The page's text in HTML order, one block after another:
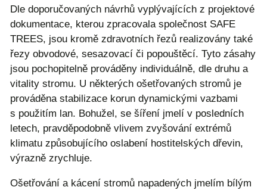
Dle doporučovaných návrhů vyplývajících z projektové
dokumentace, kterou zpracovala společnost SAFE
TREES, jsou kromě zdravotních řezů realizovány také
řezy obvodové, sesazovací či popouštěcí. Tyto zásahy
jsou pochopitelně prováděny individuálně, dle druhu a
vitality stromu. U některých ošetřovaných stromů je
prováděna stabilizace korun dynamickými vazbami
s použitím lan. Bohužel, se šíření jmelí v posledních
letech, pravděpodobně vlivem zvyšování extrémů
klimatu způsobujícího oslabení hostitelských dřevin,
výrazně zrychluje.
Ošetřování a kácení stromů napadených jmelím bílým